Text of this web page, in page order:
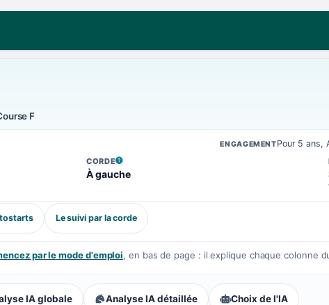
F
ENGAGEMENTPour 5 ans,
CORDE
, VOIR LA DÉFINITION
À gauche
Le suivi par la corde
par le mode d'emploi, en bas de page : il explique chaque colonne
IA globale Analyse IA détaillée Choix de l'IA